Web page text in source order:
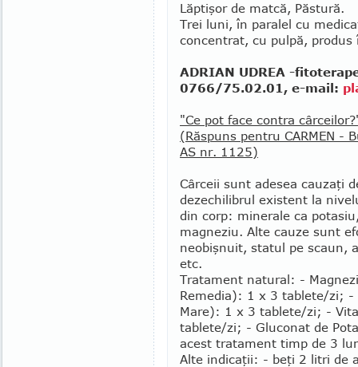
Lăpti­şor de matcă, Păstură.
Trei luni, în paralel cu
concentrat, cu pulpă,
ADRIAN UDREA -
0766/75.02.01, e-mail:
"Ce pot face contra
(Răspuns pentru CARMEN -
AS nr. 1125)
Cârceii sunt adesea cauzaţi
dezechilibrul exis­tent la
din corp: minerale ca
magneziu. Alte cauze sunt
neobişnuit, statul pe scaun,
etc.
Tratament natural: -
Remedia): 1 x 3 tablete/zi; -
Mare): 1 x 3 tablete/zi; -
tablete/zi; - Gluconat de
acest tra­ta­ment timp de 3
Alte indicaţii: - beţi 2 litri de